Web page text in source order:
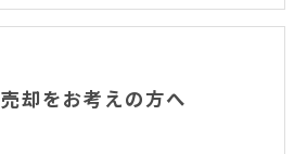
売却をお考えの方へ